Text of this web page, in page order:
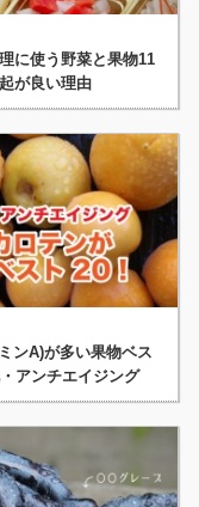
に使う野菜と果物11
が良い理由
ンA)が多い果物ベス
アンチエイジング